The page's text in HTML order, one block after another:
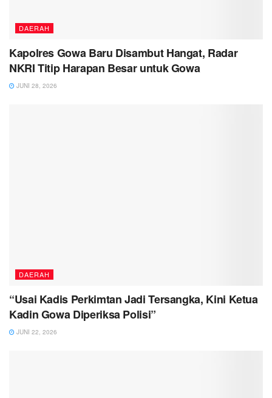
DAERAH
Kapolres Gowa Baru Disambut Hangat, Radar
NKRI Titip Harapan Besar untuk Gowa
JUNI 28, 2026
DAERAH
“Usai Kadis Perkimtan Jadi Tersangka, Kini Ketua
Kadin Gowa Diperiksa Polisi”
JUNI 22, 2026